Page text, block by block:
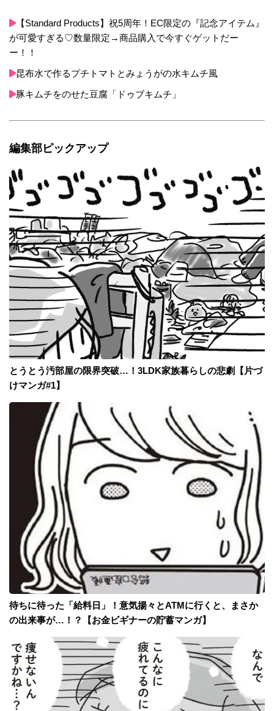
【Standard Products】祝5周年！EC限定の『記念アイテム』
が可愛すぎる♡数量限定→商品購入で今すぐゲットだー
ー！！
昆布水で作るプチトマトとみょうがの水キムチ風
豚キムチをのせた豆腐「ドゥブキムチ」
編集部ピックアップ
とうとう汚部屋の限界突破…！3LDK家族暮らしの悲劇【片づ
けマンガ#1】
待ちに待った「給料日」！意気揚々とATMに行くと、まさか
の出来事が…！？【お金ビギナーの貯蓄マンガ】